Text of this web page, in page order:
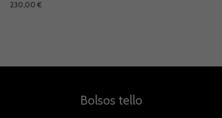
230,00 €
Bolsos tello